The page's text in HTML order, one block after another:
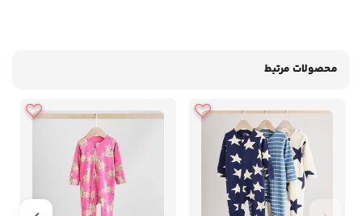
محصولات مرتبط